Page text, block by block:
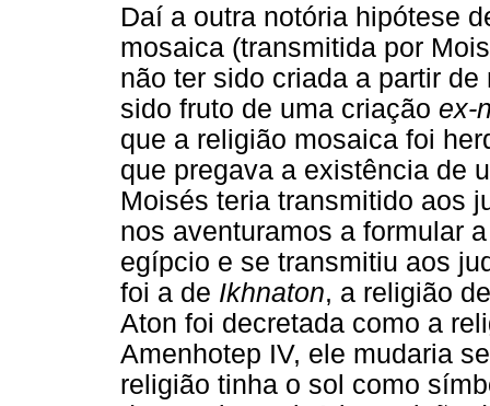
Daí a outra notória hipótese
mosaica (transmitida por
não ter sido criada a partir
sido fruto de uma criação ex-
que a religião mosaica foi
que pregava a existência de
Moisés teria transmitido aos
nos aventuramos a formular
egípcio e se transmitiu aos
foi a de Ikhnaton, a religião
Aton foi decretada como a
Amenhotep IV, ele mudaria
religião tinha o sol como